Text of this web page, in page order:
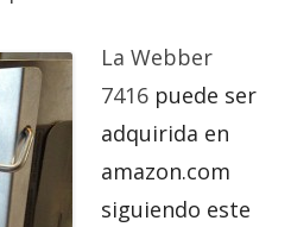
La Webber
7416 puede ser
adquirida en
amazon.com
siguiendo este